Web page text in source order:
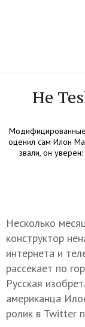
Не
Модифицированные
оценил сам Илон
звали, он
Несколько
конструктор
интернета и
рассекает по
Русская
американца
ролик в Twitter